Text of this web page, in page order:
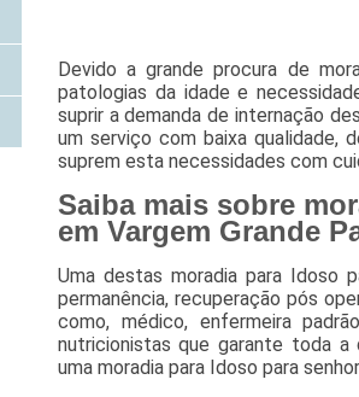
Devido a grande procura de
patologias da idade e
suprir a demanda de internação
um serviço com baixa qualidade,
suprem esta necessidades com
Saiba mais sobre
em Vargem Grande
Uma destas moradia para Idoso
permanência, recuperação pós
como, médico, enfermeira
nutricionistas que garante toda a
uma moradia para Idoso para